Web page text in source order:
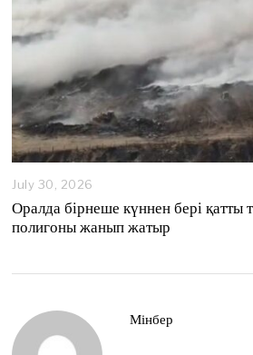
July 30, 2026
Оралда бірнеше күннен бері қатты
полигоны жанып жатыр
Мінбер